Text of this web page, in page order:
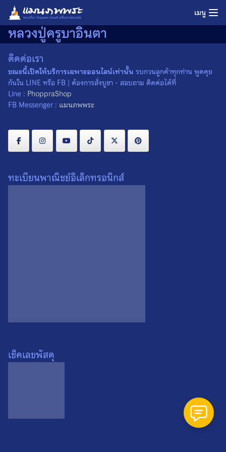
Skip
content
เมนู
หลวงปู่ครูบาอินตา
ล็อกเก็ตรูปถ่าย หลวงปู่ครูบา
อินตา วัดห้วยไซ จ.ลำพูน ปี
ติดต่อเรา
ขณะนี้เปิดให้บริการเฉพาะออนไลน์เท่านั้น รบกวนลูกค้าทุกท่าน พูดคุย
กันใน LINE หรือ FB | ต้องการสั่งบูชา - สอบถาม ติดต่อได้ที่
Line : PhoppraShop
FB Messenger : แมนภพพระ
ทะเบียนพาณิชย์อิเล็กทรอนิกส์
เช็คเลขพัสดุ